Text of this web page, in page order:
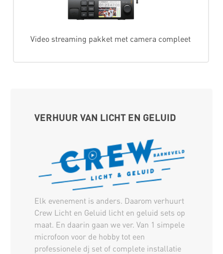
Video streaming pakket met camera compleet
VERHUUR VAN LICHT EN GELUID
Elk evenement is anders. Daarom verhuurt
Crew Licht en Geluid licht en geluid sets op
maat. En daarin gaan we ver. Van 1 simpele
microfoon voor de hobby tot een
professionele dj set of complete installatie